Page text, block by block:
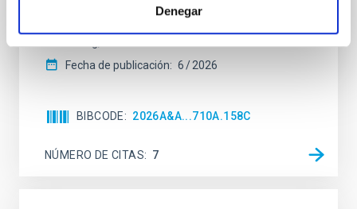
Denegar
spectroscopy is needed to break the age-metallicity
Fecha de publicación: 6 2026
BIBCODE 2026A&A...710A.158C
NÚMERO DE CITAS 7